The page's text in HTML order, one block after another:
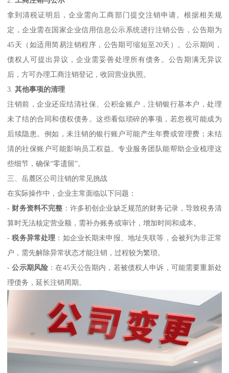
拿到清税证明后，企业需向工商部门提交注销申请。根据相关规
定，企业需在国家企业信用信息公示系统进行注销公告，公告期为
45天（如适用简易注销程序，公告期可缩短至20天）。公示期间，
债权人可提出异议，企业需妥善处理所有债务。公告期满无异议
后，方可办理工商注销登记，收回营业执照。
3.其他事项的清理
注销前，企业还应结清社保、公积金账户，注销银行基本户，处理
未了结的合同和债权债务。这些看似琐碎的事项，若忽视可能成为
后续隐患。例如，未注销的银行账户可能产生年费或管理费；未结
清的社保账户可能影响员工权益。专业服务团队能帮助企业梳理这
些细节，确保“零遗留”。
三、岳麓区公司注销的常见挑战
在实际操作中，企业主常面临以下问题：
- 财务资料不完整 ：许多初创企业缺乏规范的财务记录，导致税务清
算时无法核定营业额，需补办账务或审计，增加时间和成本。
-税务异常处理 ：如企业长期未申报、地址失联等，会被列为非正常
户，需先解除异常状态才能注销，过程较为繁琐。
-公示期风险 ：在45天公告期内，若被债权人申诉，可能需要重新处
理债务，延长注销周期。